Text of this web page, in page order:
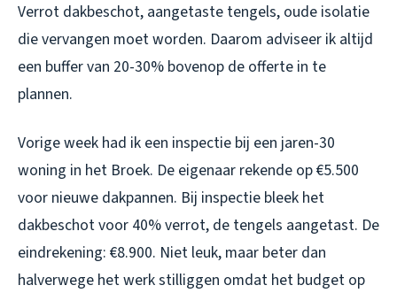
Verrot dakbeschot, aangetaste tengels, oude isolatie
die vervangen moet worden. Daarom adviseer ik altijd
een buffer van 20-30% bovenop de offerte in te
plannen.
Vorige week had ik een inspectie bij een jaren-30
woning in het Broek. De eigenaar rekende op €5.500
voor nieuwe dakpannen. Bij inspectie bleek het
dakbeschot voor 40% verrot, de tengels aangetast. De
eindrekening: €8.900. Niet leuk, maar beter dan
halverwege het werk stilliggen omdat het budget op